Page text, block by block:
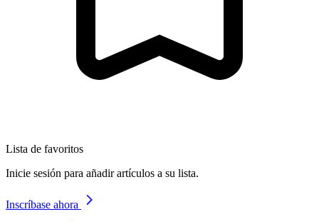
Lista de favoritos
Inicie sesión para añadir artículos a su lista.
Inscríbase ahora